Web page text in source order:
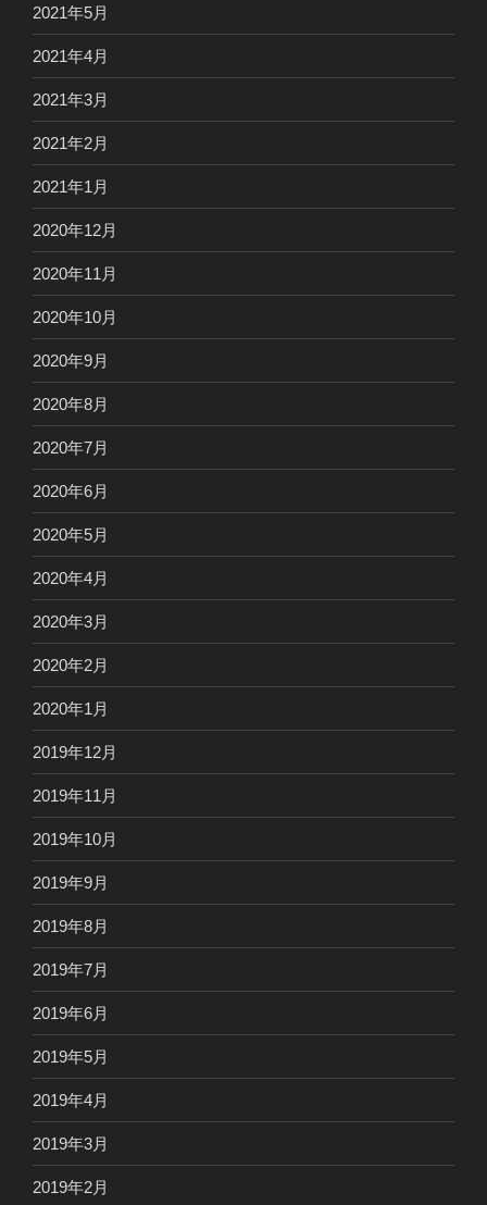
2021年5月
2021年4月
2021年3月
2021年2月
2021年1月
2020年12月
2020年11月
2020年10月
2020年9月
2020年8月
2020年7月
2020年6月
2020年5月
2020年4月
2020年3月
2020年2月
2020年1月
2019年12月
2019年11月
2019年10月
2019年9月
2019年8月
2019年7月
2019年6月
2019年5月
2019年4月
2019年3月
2019年2月